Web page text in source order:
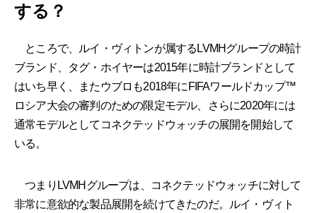
する？
ところで、ルイ・ヴィトンが属するLVMHグループの時計
ブランド、タグ・ホイヤーは2015年に時計ブランドとして
はいち早く、またウブロも2018年にFIFAワールドカップ™
ロシア大会の審判のための限定モデル、さらに2020年には
通常モデルとしてコネクテッドウォッチの展開を開始して
いる。
つまりLVMHグループは、コネクテッドウォッチに対して
非常に意欲的な製品展開を続けてきたのだ。ルイ・ヴィト